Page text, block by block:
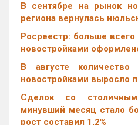
В сентябре на рынок
региона вернулась
Росреестр: больше
новостройками
В августе
новостройками выросло
Cделок со
минувший месяц стало
рост составил 1,2%